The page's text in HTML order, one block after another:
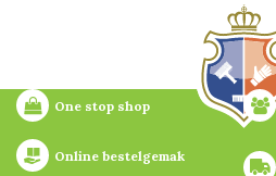
One stop shop
Online bestelgemak